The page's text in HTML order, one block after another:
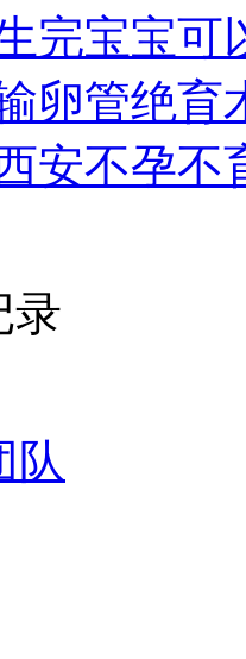
完宝宝可
卵管绝育
安不孕不
录
队